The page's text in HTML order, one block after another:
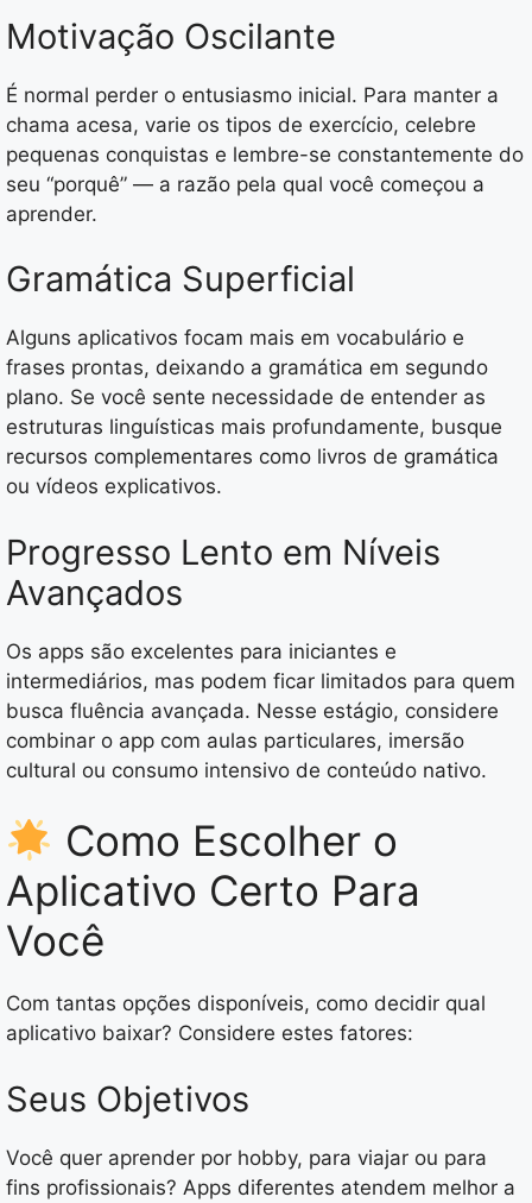
Motivação Oscilante
É normal perder o entusiasmo inicial. Para manter a
chama acesa, varie os tipos de exercício, celebre
pequenas conquistas e lembre-se constantemente do
seu “porquê” — a razão pela qual você começou a
aprender.
Gramática Superficial
Alguns aplicativos focam mais em vocabulário e
frases prontas, deixando a gramática em segundo
plano. Se você sente necessidade de entender as
estruturas linguísticas mais profundamente, busque
recursos complementares como livros de gramática
ou vídeos explicativos.
Progresso Lento em Níveis
Avançados
Os apps são excelentes para iniciantes e
intermediários, mas podem ficar limitados para quem
busca fluência avançada. Nesse estágio, considere
combinar o app com aulas particulares, imersão
cultural ou consumo intensivo de conteúdo nativo.
Como Escolher o
Aplicativo Certo Para
Você
Com tantas opções disponíveis, como decidir qual
aplicativo baixar? Considere estes fatores:
Seus Objetivos
Você quer aprender por hobby, para viajar ou para
fins profissionais? Apps diferentes atendem melhor a